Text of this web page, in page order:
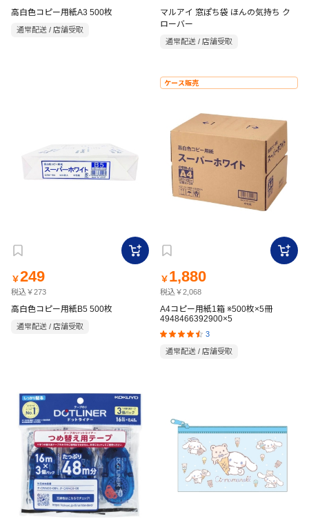
高白色コピー用紙A3 500枚
通常配送 / 店舗受取
マルアイ 窓ぽち袋 ほんの気持ち ク
ローバー
通常配送 / 店舗受取
￥249
税込￥273
高白色コピー用紙B5 500枚
通常配送 / 店舗受取
ケース販売
￥ 1,880
税込￥2,068
A4コピー用紙1箱 ※500枚×5冊
4948466392900×5
3
通常配送 / 店舗受取